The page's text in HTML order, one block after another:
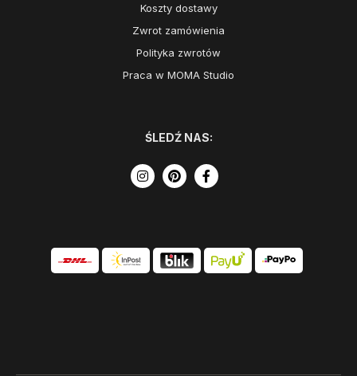
Koszty dostawy
Zwrot zamówienia
Polityka zwrotów
Praca w MOMA Studio
ŚLEDŹ NAS: